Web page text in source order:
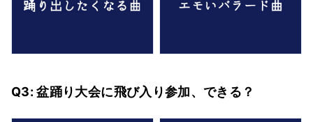
Q3: 盆踊り大会に飛び入り参加、できる？